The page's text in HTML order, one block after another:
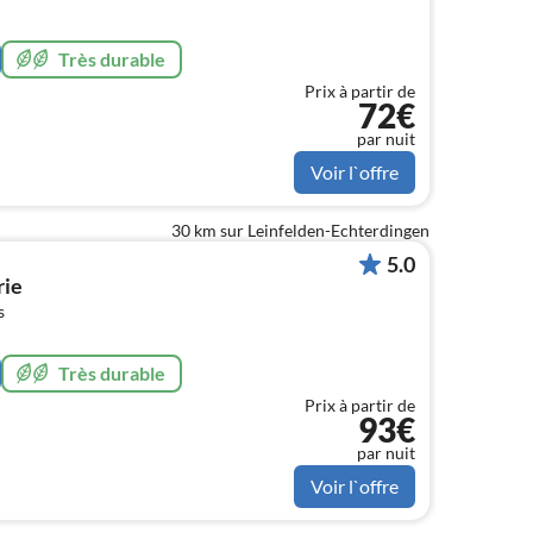
Très durable
Prix à partir de
72€
par nuit
Voir l`offre
30 km sur Leinfelden-Echterdingen
Très durable
5.0
Prix à partir de
93€
par nuit
Voir l`offre